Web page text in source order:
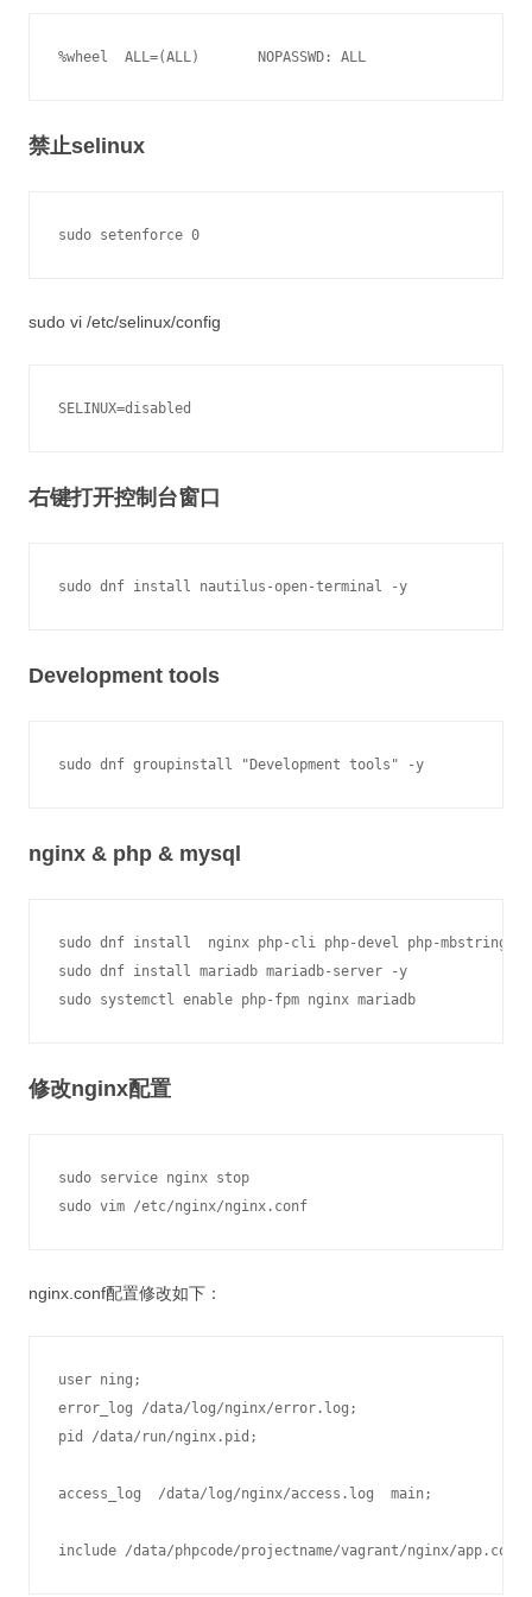
禁止selinux
sudo vi /etc/selinux/config
右键打开控制台窗口
Development tools
nginx & php & mysql
sudo dnf install  nginx php-cli php-devel php-mbstring
sudo dnf install mariadb mariadb-server -y
修改nginx配置
sudo service nginx stop
nginx.conf配置修改如下：
user ning;
error_log /data/log/nginx/error.log;
pid /data/run/nginx.pid;
access_log  /data/log/nginx/access.log  main;